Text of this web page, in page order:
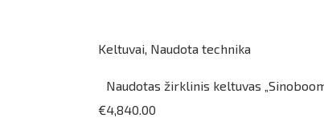
Keltuvai Naudota technika
Naudotas žirklinis keltuvas
€4,840.00